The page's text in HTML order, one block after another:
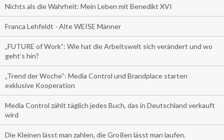
Nichts als die Wahrheit: Mein Leben mit Benedikt XVI
Franca Lehfeldt - Alte WEISE Männer
„FUTURE of Work”: Wie hat die Arbeitswelt sich verändert und wo
geht’s hin?
„Trend der Woche“: Media Control und Brandplace starten
exklusive Kooperation
Media Control zählt täglich jedes Buch, das in Deutschland verkauft
wird
Die Kleinen lässt man zahlen, die Großen lässt man laufen.